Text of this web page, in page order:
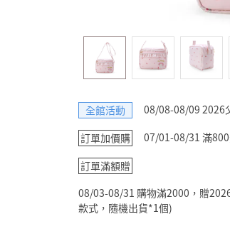
全館活動
08/08-08/09 2026
訂單加價購
07/01-08/31 滿
訂單滿額贈
08/03-08/31 購物滿2000，贈
款式，隨機出貨*1個)